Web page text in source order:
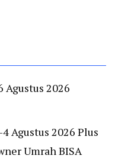
Agustus 2026
Agustus 2026 Plus
Umrah BISA